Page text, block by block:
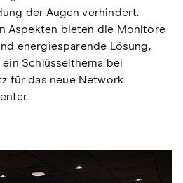
der Augen verhindert.
Aspekten bieten die Monitore
energiesparende Lösung,
Schlüsselthema bei
für das neue Network